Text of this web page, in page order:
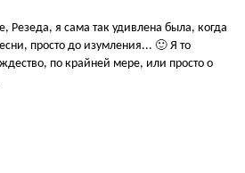
Резеда, я сама так удивлена была, когда
просто до изумления... 🙂 Я то
по крайней мере, или просто о